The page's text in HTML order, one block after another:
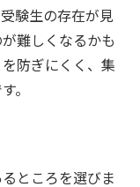
験生の存在が見
難しくなるかも
防ぎにくく、集
。
ところを選びま